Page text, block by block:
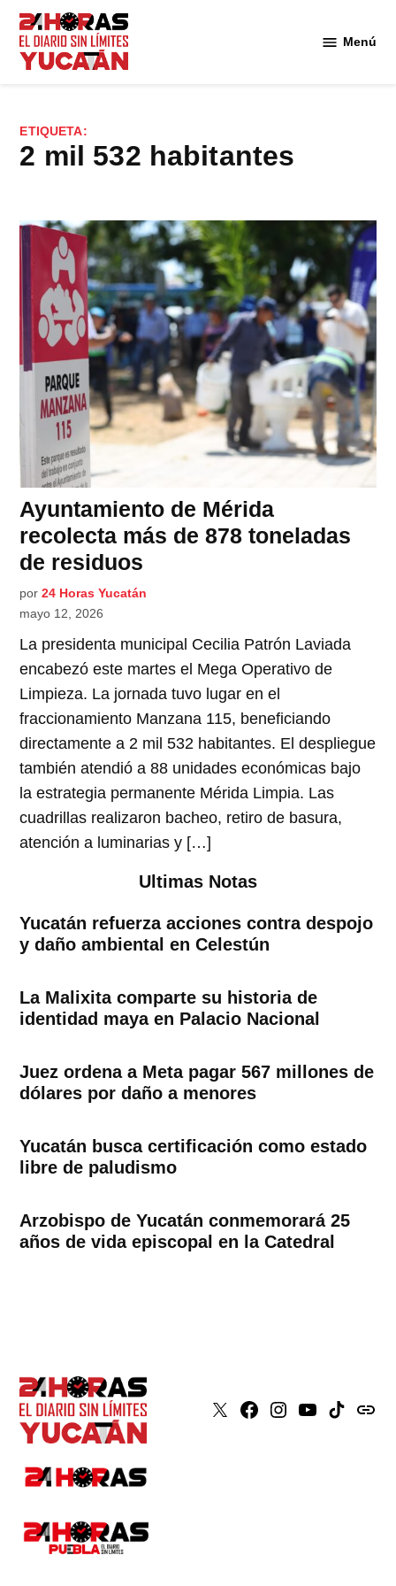
Saltar
contenido
Menú
ETIQUETA:
2 mil 532 habitantes
Ayuntamiento de Mérida
recolecta más de 878 toneladas
de residuos
por 24 Horas Yucatán
mayo 12, 2026
La presidenta municipal Cecilia Patrón Laviada
encabezó este martes el Mega Operativo de
Limpieza. La jornada tuvo lugar en el
fraccionamiento Manzana 115, beneficiando
directamente a 2 mil 532 habitantes. El despliegue
también atendió a 88 unidades económicas bajo
la estrategia permanente Mérida Limpia. Las
cuadrillas realizaron bacheo, retiro de basura,
atención a luminarias y […]
Ultimas Notas
Yucatán refuerza acciones contra despojo
y daño ambiental en Celestún
La Malixita comparte su historia de
identidad maya en Palacio Nacional
Juez ordena a Meta pagar 567 millones de
dólares por daño a menores
Yucatán busca certificación como estado
libre de paludismo
Arzobispo de Yucatán conmemorará 25
años de vida episcopal en la Catedral
X Faceboook
Instagram
YoutubeTiktokissuu